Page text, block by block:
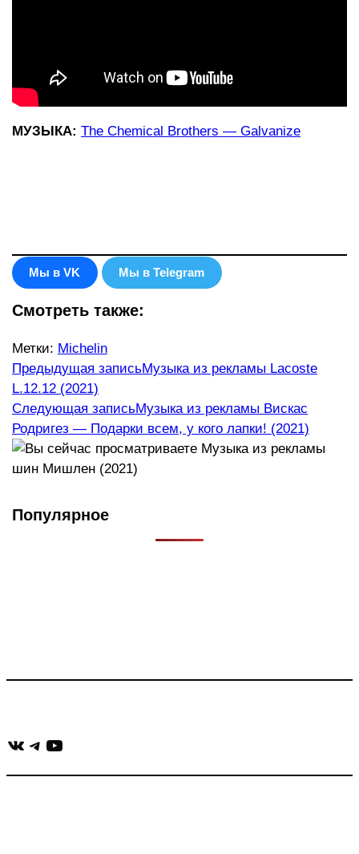
МУЗЫКА: The Chemical Brothers — Galvanize
Мы в VK Мы в Telegram
Смотреть также:
Метки: Michelin
Еще
статьи
Предыдущая записьМузыка из рекламы Lacoste
L.12.12 (2021)
Следующая записьМузыка из рекламы Вискас
Родригез — Подарки всем, у кого лапки! (2021)
Популярное
ВКонтакте
Telegram
YouTube